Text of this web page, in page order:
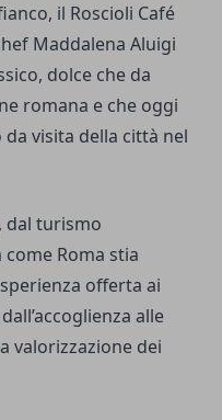
il Roscioli Café
Maddalena Aluigi
dolce che da
romana e che oggi
visita della città nel
dal turismo
Roma stia
offerta ai
alle
valorizzazione dei